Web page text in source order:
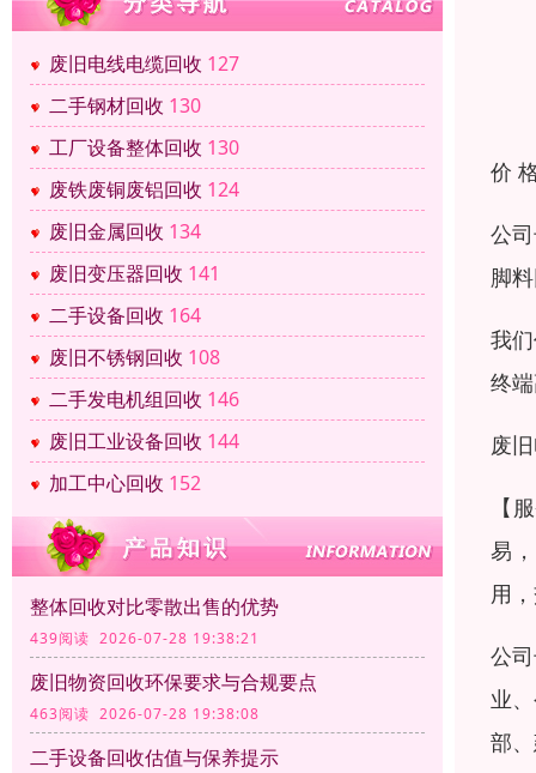
废旧电线电缆回收 127
二手钢材回收 130
工厂设备整体回收 130
废铁废铜废铝回收 124
废旧金属回收 134
废旧变压器回收 141
二手设备回收 164
废旧不锈钢回收 108
二手发电机组回收 146
废旧工业设备回收 144
加工中心回收 152
整体回收对比零散出售的优势
439阅读 2026-07-28 19:38:21
废旧物资回收环保要求与合规要点
463阅读 2026-07-28 19:38:08
二手设备回收估值与保养提示
价
公
脚
我
终
废
【
易
用
公
业
部